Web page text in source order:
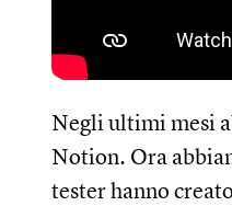
Negli ultimi mesi
Notion. Ora
tester hanno